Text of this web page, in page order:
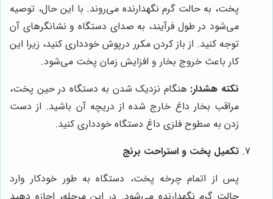
پخت، به حالت گرم نگهدارنده می‌روند. با این حال، توصیه
می‌شود در طول فرآیند، به صدای دستگاه و نشانگرهای آن
توجه کنید. از باز کردن مکرر درپوش خودداری کنید، زیرا این
کار باعث خروج بخار و افزایش زمان پخت می‌شود.
نکته هشدار: هنگام نزدیک شدن به دستگاه در حین پخت،
مراقب بخار داغ خارج شده از دریچه آن باشید. از دست
زدن به سطوح فلزی داغ دستگاه خودداری کنید.
تکمیل پخت و استراحت برنج
پس از اتمام چرخه پخت، دستگاه به طور خودکار وارد